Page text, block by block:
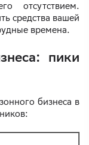
отсутствием.
средства вашей
времена.
пики
бизнеса в